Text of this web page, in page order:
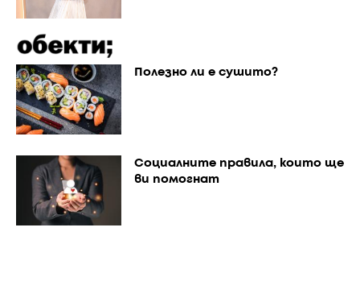
Полезно ли е сушито?
Социалните правила, които ще
ви помогнат